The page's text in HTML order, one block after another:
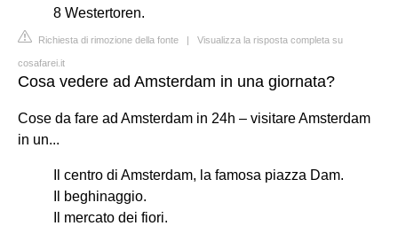
8 Westertoren.
Richiesta di rimozione della fonte | Visualizza la risposta completa su
cosafarei.it
Cosa vedere ad Amsterdam in una giornata?
Cose da fare ad Amsterdam in 24h – visitare Amsterdam
in un...
Il centro di Amsterdam, la famosa piazza Dam.
Il beghinaggio.
Il mercato dei fiori.